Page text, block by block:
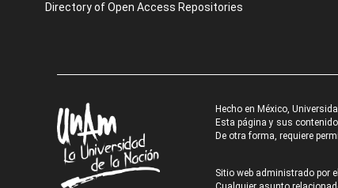
Directory of Open Access Repositories
Hecho en México,
Esta página y sus
De otra forma, requiere
Sitio web administrado por